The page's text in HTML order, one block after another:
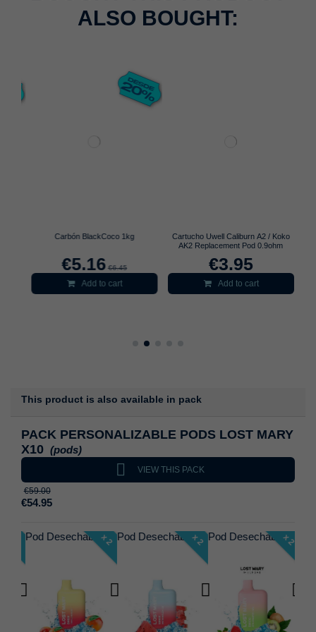
ALSO BOUGHT:
Carbón BlackCoco 1kg
€5.16 €6.45
Add to cart
Cartucho Uwell Caliburn A2 / Koko
AK2 Replacement Pod 0.9ohm
€3.95
Add to cart
This product is also available in pack
PACK PERSONALIZABLE PODS LOST MARY
X10 (pods)
 VIEW THIS PACK
€59.00
€54.95
x 2
Pod Desechable Elfbar Lost Mary BM600 x 2
Pod Desechable Elfbar Lost Mary BM600 x 2
Pod Desechable Elfbar Lost Mary BM600